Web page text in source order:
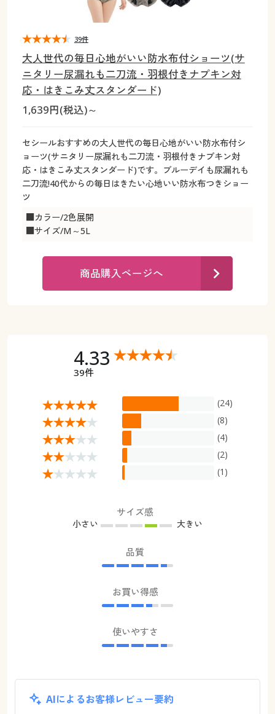
大きいサイズ メンズ
大きいサイズ 事務・制服
カタログ・チラシからのご注文
デジタルカタログ
カタログ無料プレゼント
会員メニュー
マイページ
閲覧履歴
大きいサイズ 事務・制服
カタログ・チラシからのご注文
デジタルカタログ
カタログ無料プレゼント
会員メニュー
マイページ
閲覧履歴
お気に入り
サポート
大人世代の毎日心地がいい防水布付ショーツ(サ
ニタリー尿漏れも二刀流・羽根付きナプキン対
応・はきこみ丈スタンダード)
1,639円(税込)～
セシールおすすめの大人世代の毎日心地がいい防水布付シ
ョーツ(サニタリー尿漏れも二刀流・羽根付きナプキン対
応・はきこみ丈スタンダード)です。ブルーデイも尿漏れも
二刀流!40代からの毎日はきたい心地いい防水布つきショー
ツ
■カラー/2色展開
■サイズ/M～5L
39件
商品購入ページへ
4.33
39件
(24)
(8)
(4)
(2)
(1)
サイズ感
小さい 大きい
品質
お買い得感
使いやすさ
AIによるお客様レビュー要約